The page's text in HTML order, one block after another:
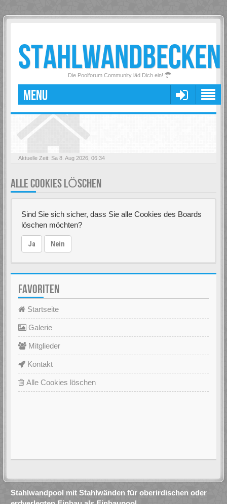
STAHLWANDBECKEN
Die Poolforum Community läd Dich ein!
MENU
Aktuelle Zeit: Sa 8. Aug 2026, 06:34
ALLE COOKIES LÖSCHEN
Sind Sie sich sicher, dass Sie alle Cookies des Boards
löschen möchten?
Ja Nein
FAVORITEN
Startseite
Galerie
Mitglieder
Kontakt
Alle Cookies löschen
Stahlwandpool mit Stahlwänden für oberirdischen oder